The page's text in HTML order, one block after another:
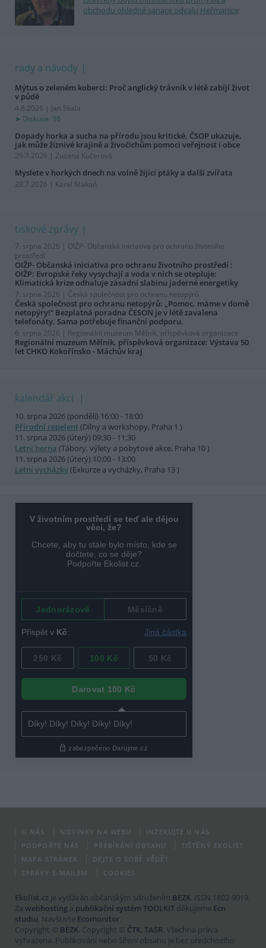
obchodu ohledně sanace odvalu Heřmanice
rady a návody
Mýtus o zeleném koberci: Proč anglický trávník v létě zabíjí život
v půdě
4.8.2026 | Jan Skala
Diskuse: 36
Dopady horka a sucha na přírodu jsou kritické. ČSOP ukazuje,
jak může žíznivé krajině a živočichům pomoci veřejnost i obce
29.7.2026 | Zuzana Kučerová
Myslete v horkých dnech na volně žijící ptáky a další zvířata
28.7.2026 | Karel Makoň
tiskové zprávy
7. srpna 2026 | OIŽP- Občanská iniciativa pro ochranu životního
prostředí
OIŽP- Občanská iniciativa pro ochranu životního prostředí :
OIŽP: Evropské řeky vysychají a voda v nich se otepluje:
Klimatická krize odhaluje zásadní slabinu jaderné energetiky
7. srpna 2026 | Česká společnost pro ochranu netopýrů
Česká společnost pro ochranu netopýrů: „Pomoc, máme v domě
netopýry!“ Bezplatná poradna ČESON je v létě zavalena
telefonáty. Sama potřebuje finanční podporu.
6. srpna 2026 | Regionální muzeum Mělník, příspěvková organizace
Regionální muzeum Mělník, příspěvková organizace: Výstava 50
let CHKO Kokořínsko - Máchův kraj
kalendář akcí
10. srpna 2026 (pondělí) 16:00 - 18:00
Přírodní repelent(Dílny a workshopy, Praha 1 )
11. srpna 2026 (úterý) 09:30 - 11:30
Letní herna (Tábory, výlety a pobytové akce, Praha 10 )
11. srpna 2026 (úterý) 10:00 - 13:00
Letní vycházky(Exkurze a vycházky, Praha 13 )
O NÁS NOVINKY NA WEBU
INZERUJTE U NÁS
PODPOŘTE NÁS
PŘEBÍRÁNÍ OBSAHU
TIŠTĚNÝ EKOLIST
MAPA STRÁNEK
DEJTE O SOBĚ VĚDĚT
ZPRÁVY E-MAILEM
COOKIES
Ekolist.cz je vydáván občanským sdružením BEZK. ISSN 1802-9019.
Za webhosting a publikační systém TOOLKIT děkujeme Ecn
studiu. Navštivte Ecomonitor.
Copyright © BEZK. Copyright © ČTK, TASR. Všechna práva
vyhrazena. Publikování nebo šíření obsahu je bez předchozího